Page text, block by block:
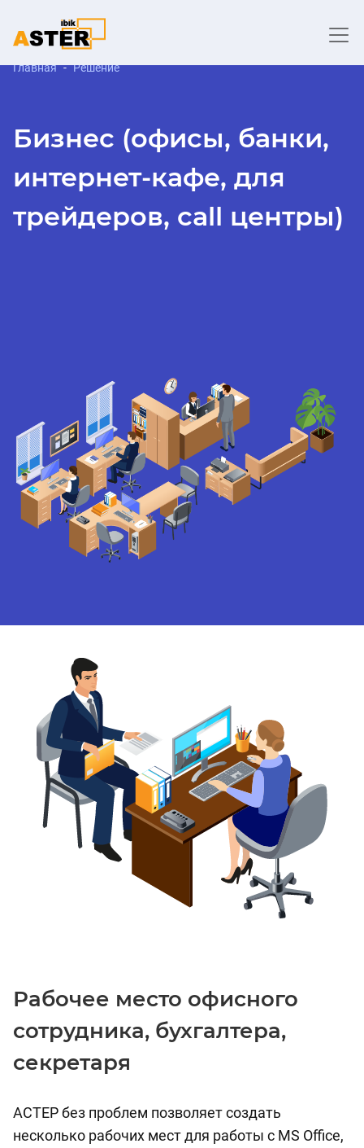
Главная Решение
Бизнес (офисы, банки,
интернет-кафе, для
трейдеров, call центры)
Рабочее место офисного
сотрудника, бухгалтера,
секретаря
АСТЕР без проблем позволяет создать
несколько рабочих мест для работы с MS Office,